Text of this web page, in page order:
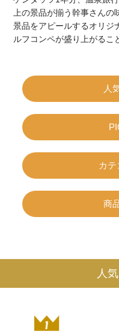
上の景品が揃う幹事さん
景品をアピールするオリジ
ルフコンペが盛り上がるこ
人
カ
商
人